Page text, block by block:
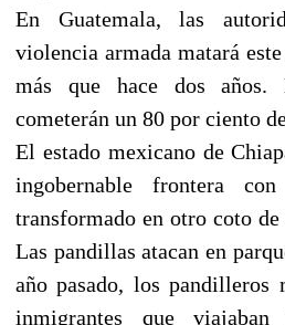
En Guatemala, las
violencia armada matará
más que hace dos años.
cometerán un 80 por ciento
El estado mexicano de
ingobernable frontera
transformado en otro coto
Las pandillas atacan en
año pasado, los pandilleros
inmigrantes que